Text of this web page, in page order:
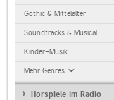
Gothic & Mittelalter
Soundtracks & Musical
Kinder-Musik
Mehr Genres
Hörspiele im Radio